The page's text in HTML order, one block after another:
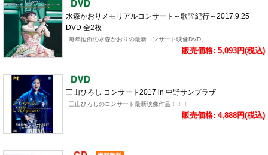
水森かおりメモリアルコンサート～歌謡紀行～2017.9.25
DVD 全2枚
毎年恒例の水森かおりの最新コンサート映像DVD。
販売価格: 5,093円(税込)
三山ひろし コンサート2017 in 中野サンプラザ
三山ひろしのコンサート最新映像作品！！！
販売価格: 4,888円(税込)